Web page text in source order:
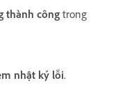
thành công trong
nhật ký lỗi.